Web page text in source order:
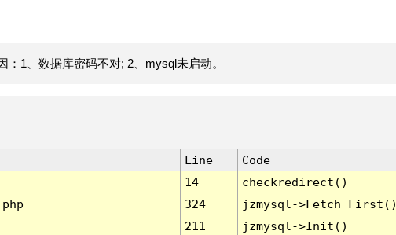
1、数据库密码不对; 2、mysql未启动。
Line
Code
14
checkredirect()
324
jzmysql-
211
jzmysql->Init()